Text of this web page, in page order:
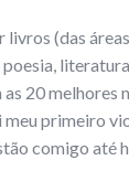
livros (das
20 melhores
primeiro
comigo até